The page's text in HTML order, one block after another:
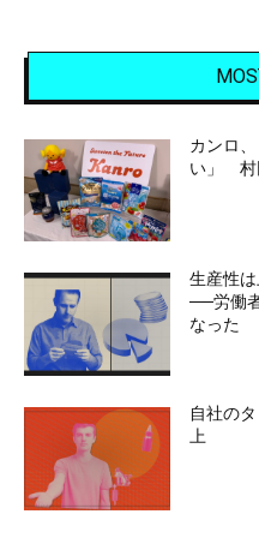
カンロ
い」 村
生産性
──労働
なった
自社の
上